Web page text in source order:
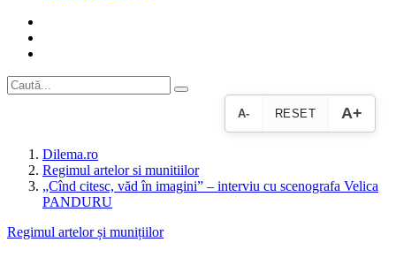
A- RESET A+
Dilema.ro
Regimul artelor si munitiilor
„Cînd citesc, văd în imagini” – interviu cu scenografa Velica
PANDURU
Regimul artelor și munițiilor